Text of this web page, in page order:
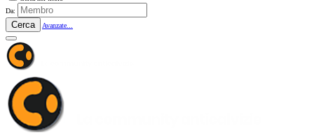
Da:
Cerca Avanzate...